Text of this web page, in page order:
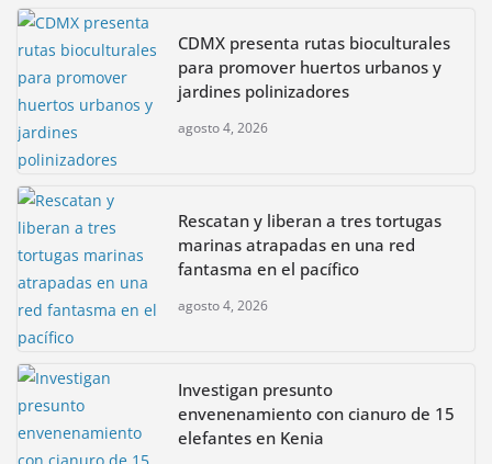
CDMX presenta rutas bioculturales
para promover huertos urbanos y
jardines polinizadores
agosto 4, 2026
Rescatan y liberan a tres tortugas
marinas atrapadas en una red
fantasma en el pacífico
agosto 4, 2026
Investigan presunto
envenenamiento con cianuro de 15
elefantes en Kenia